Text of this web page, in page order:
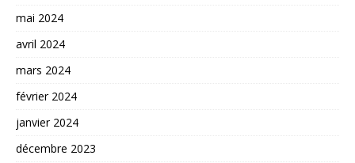
mai 2024
avril 2024
mars 2024
février 2024
janvier 2024
décembre 2023